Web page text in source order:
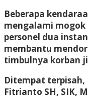
Beberapa
mengalami mogok
personel dua
membantu
timbulnya korban
Ditempat terpisah,
Fitrianto SH, SIK,